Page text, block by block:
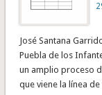
José Santana
Puebla de los
un amplio proceso
que viene la línea